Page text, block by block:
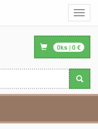
Toggle
0ks |0€